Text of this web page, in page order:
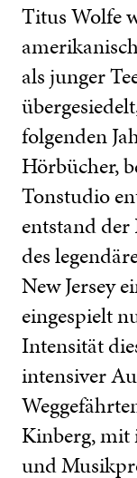
Titus Wolfe
als junger
folgenden
Hörbücher,
Tonstudio
entstand der
des
New Jersey
eingespielt
Intensität
intensiver
Kinberg, mit
und